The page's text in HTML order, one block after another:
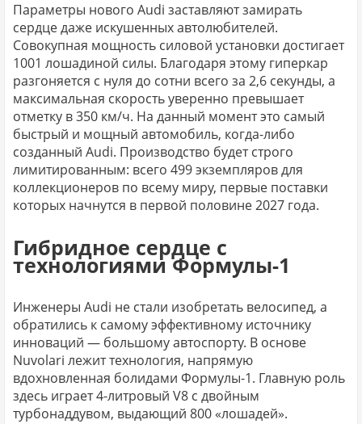
Параметры нового Audi заставляют замирать
сердце даже искушенных автолюбителей.
Совокупная мощность силовой установки достигает
1001 лошадиной силы. Благодаря этому гиперкар
разгоняется с нуля до сотни всего за 2,6 секунды, а
максимальная скорость уверенно превышает
отметку в 350 км/ч. На данный момент это самый
быстрый и мощный автомобиль, когда-либо
созданный Audi. Производство будет строго
лимитированным: всего 499 экземпляров для
коллекционеров по всему миру, первые поставки
которых начнутся в первой половине 2027 года.
Гибридное сердце с
технологиями Формулы-1
Инженеры Audi не стали изобретать велосипед, а
обратились к самому эффективному источнику
инноваций — большому автоспорту. В основе
Nuvolari лежит технология, напрямую
вдохновленная болидами Формулы-1. Главную роль
здесь играет 4-литровый V8 с двойным
турбонаддувом, выдающий 800 «лошадей».